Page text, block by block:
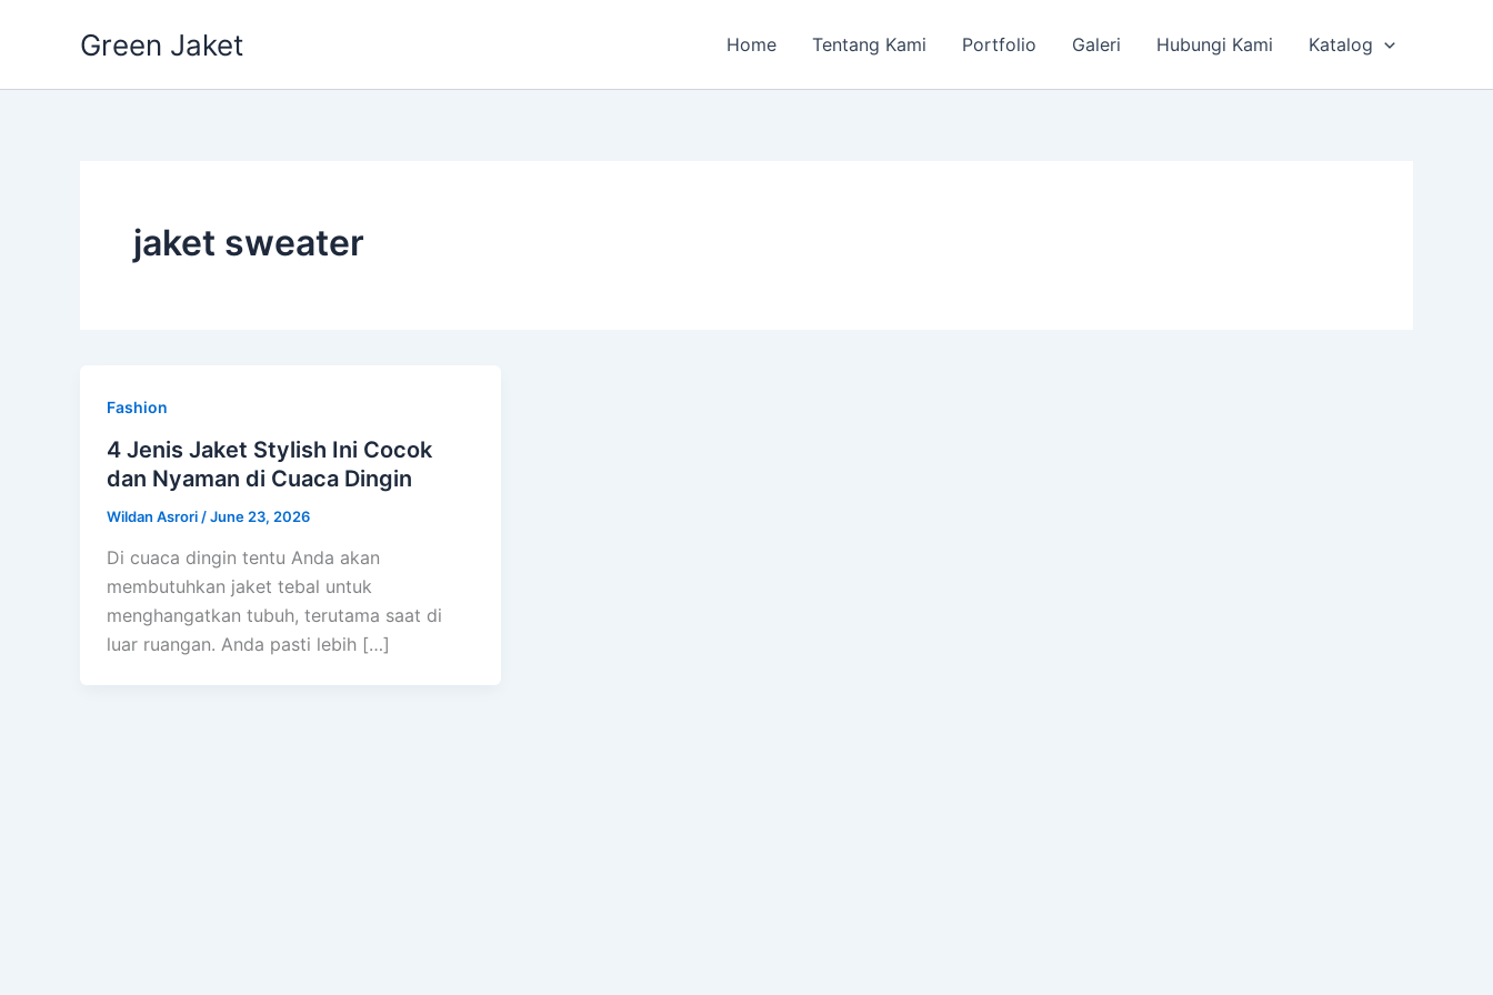
Green Jaket Home Tentang Kami Portfolio Galeri Hubungi Kami Katalog
jaket sweater
Fashion
4 Jenis Jaket Stylish Ini Cocok
dan Nyaman di Cuaca Dingin
Wildan Asrori /June 23, 2026
Di cuaca dingin tentu Anda akan
membutuhkan jaket tebal untuk
menghangatkan tubuh, terutama saat di
luar ruangan. Anda pasti lebih […]